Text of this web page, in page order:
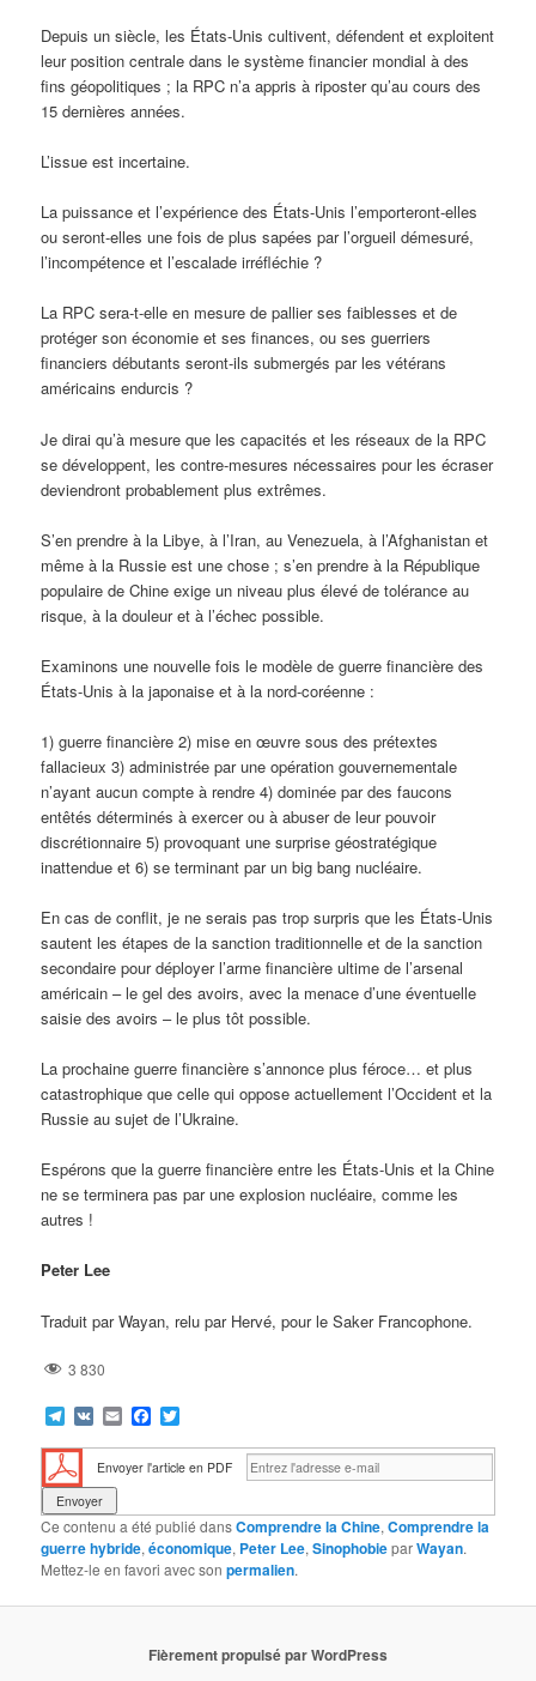
Depuis un siècle, les États-Unis cultivent, défendent et exploitent
leur position centrale dans le système financier mondial à des
fins géopolitiques ; la RPC n’a appris à riposter qu’au cours des
15 dernières années.
L’issue est incertaine.
La puissance et l’expérience des États-Unis l’emporteront-elles
ou seront-elles une fois de plus sapées par l’orgueil démesuré,
l’incompétence et l’escalade irréfléchie ?
La RPC sera-t-elle en mesure de pallier ses faiblesses et de
protéger son économie et ses finances, ou ses guerriers
financiers débutants seront-ils submergés par les vétérans
américains endurcis ?
Je dirai qu’à mesure que les capacités et les réseaux de la RPC
se développent, les contre-mesures nécessaires pour les écraser
deviendront probablement plus extrêmes.
S’en prendre à la Libye, à l’Iran, au Venezuela, à l’Afghanistan et
même à la Russie est une chose ; s’en prendre à la République
populaire de Chine exige un niveau plus élevé de tolérance au
risque, à la douleur et à l’échec possible.
Examinons une nouvelle fois le modèle de guerre financière des
États-Unis à la japonaise et à la nord-coréenne :
1) guerre financière 2) mise en œuvre sous des prétextes
fallacieux 3) administrée par une opération gouvernementale
n’ayant aucun compte à rendre 4) dominée par des faucons
entêtés déterminés à exercer ou à abuser de leur pouvoir
discrétionnaire 5) provoquant une surprise géostratégique
inattendue et 6) se terminant par un big bang nucléaire.
En cas de conflit, je ne serais pas trop surpris que les États-Unis
sautent les étapes de la sanction traditionnelle et de la sanction
secondaire pour déployer l’arme financière ultime de l’arsenal
américain – le gel des avoirs, avec la menace d’une éventuelle
saisie des avoirs – le plus tôt possible.
La prochaine guerre financière s’annonce plus féroce… et plus
catastrophique que celle qui oppose actuellement l’Occident et la
Russie au sujet de l’Ukraine.
Espérons que la guerre financière entre les États-Unis et la Chine
ne se terminera pas par une explosion nucléaire, comme les
autres !
Peter Lee
Traduit par Wayan, relu par Hervé, pour le Saker Francophone.
3 830
Telegram
VK EmailFacebook
Envoyer l'article en PDF
Ce contenu a été publié dansComprendre la Chine,Comprendre la
guerre hybride,économique, Peter Lee,SinophobieparWayan.
Mettez-le en favori avec sonpermalien.
Fièrement propulsé par WordPress